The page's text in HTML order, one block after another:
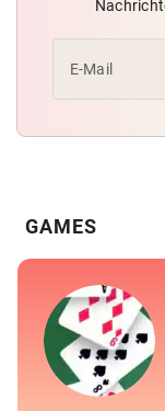
E-Mail
GAMES